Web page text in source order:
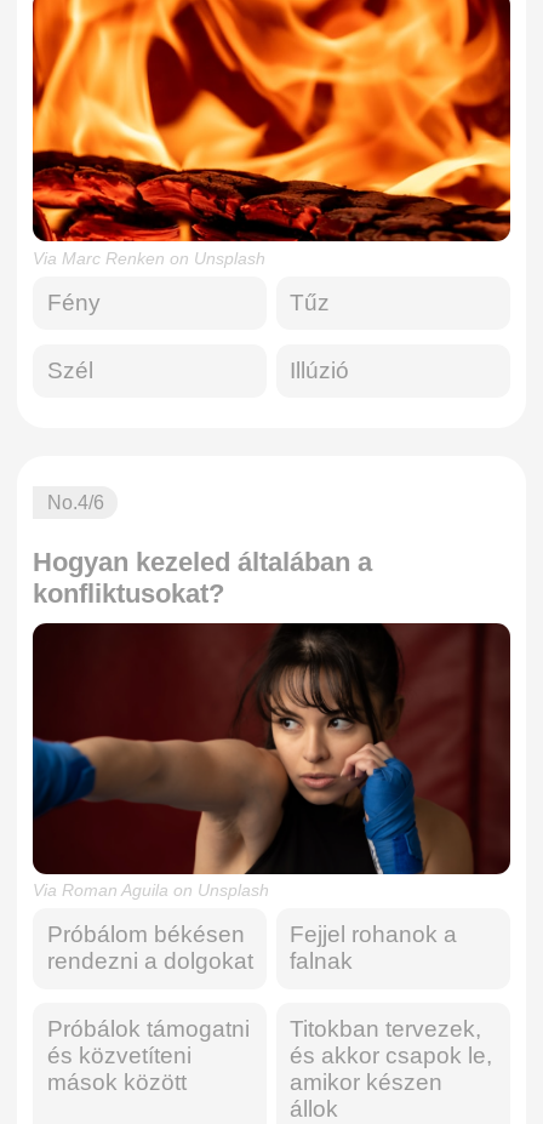
Via Marc Renken on Unsplash
Fény Tűz
Szél Illúzió
No.4/6
Hogyan kezeled általában a
konfliktusokat?
Via Roman Aguila on Unsplash
Próbálom békésen
rendezni a dolgokat
Fejjel rohanok a
falnak
Próbálok támogatni
és közvetíteni
mások között
Titokban tervezek,
és akkor csapok le,
amikor készen
állok